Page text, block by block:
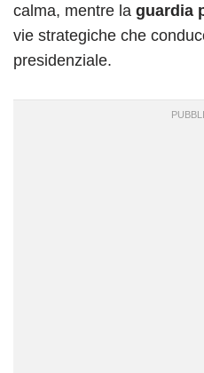
calma, mentre la guardia
vie strategiche che
presidenziale.